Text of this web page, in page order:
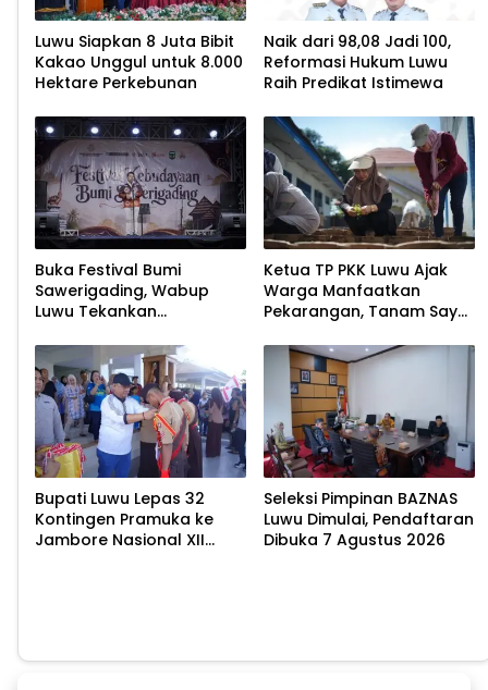
Luwu Siapkan 8 Juta Bibit
Kakao Unggul untuk 8.000
Hektare Perkebunan
Naik dari 98,08 Jadi 100,
Reformasi Hukum Luwu
Raih Predikat Istimewa
Buka Festival Bumi
Sawerigading, Wabup
Luwu Tekankan
Ketua TP PKK Luwu Ajak
Warga Manfaatkan
Pekarangan, Tanam Sayur
Bupati Luwu Lepas 32
Kontingen Pramuka ke
Jambore Nasional XII
Seleksi Pimpinan BAZNAS
Luwu Dimulai, Pendaftaran
Dibuka 7 Agustus 2026